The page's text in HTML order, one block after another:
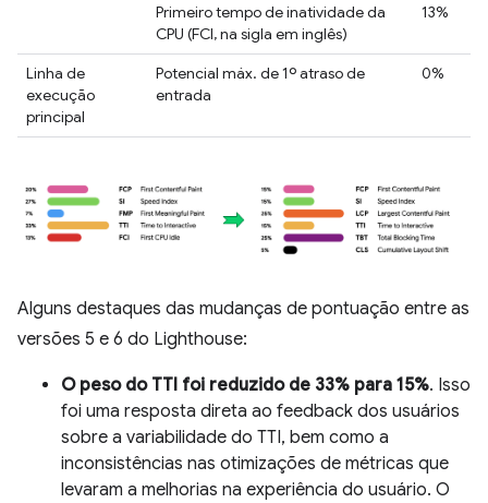
Primeiro tempo de inatividade da
CPU (FCI, na sigla em inglês)
13%
Linha de
execução
principal
Potencial máx. de 1º atraso de
entrada
0%
Alguns destaques das mudanças de pontuação entre as
versões 5 e 6 do Lighthouse:
O peso do TTI foi reduzido de 33% para 15%. Isso
foi uma resposta direta ao feedback dos usuários
sobre a variabilidade do TTI, bem como a
inconsistências nas otimizações de métricas que
levaram a melhorias na experiência do usuário. O